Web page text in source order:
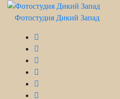
Перейти
Фотостудия Дикий Запад